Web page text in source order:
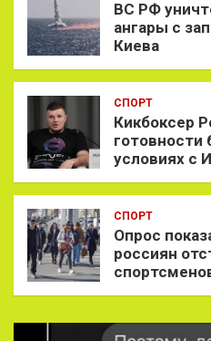
ВС РФ
ангары с
Киева
СПОРТ
Кикбоксер
готовности
условиях с
СПОРТ
Опрос
россиян